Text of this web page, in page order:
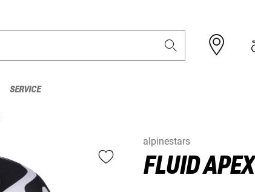
SERVICE
alpinestars
FLUID APEX